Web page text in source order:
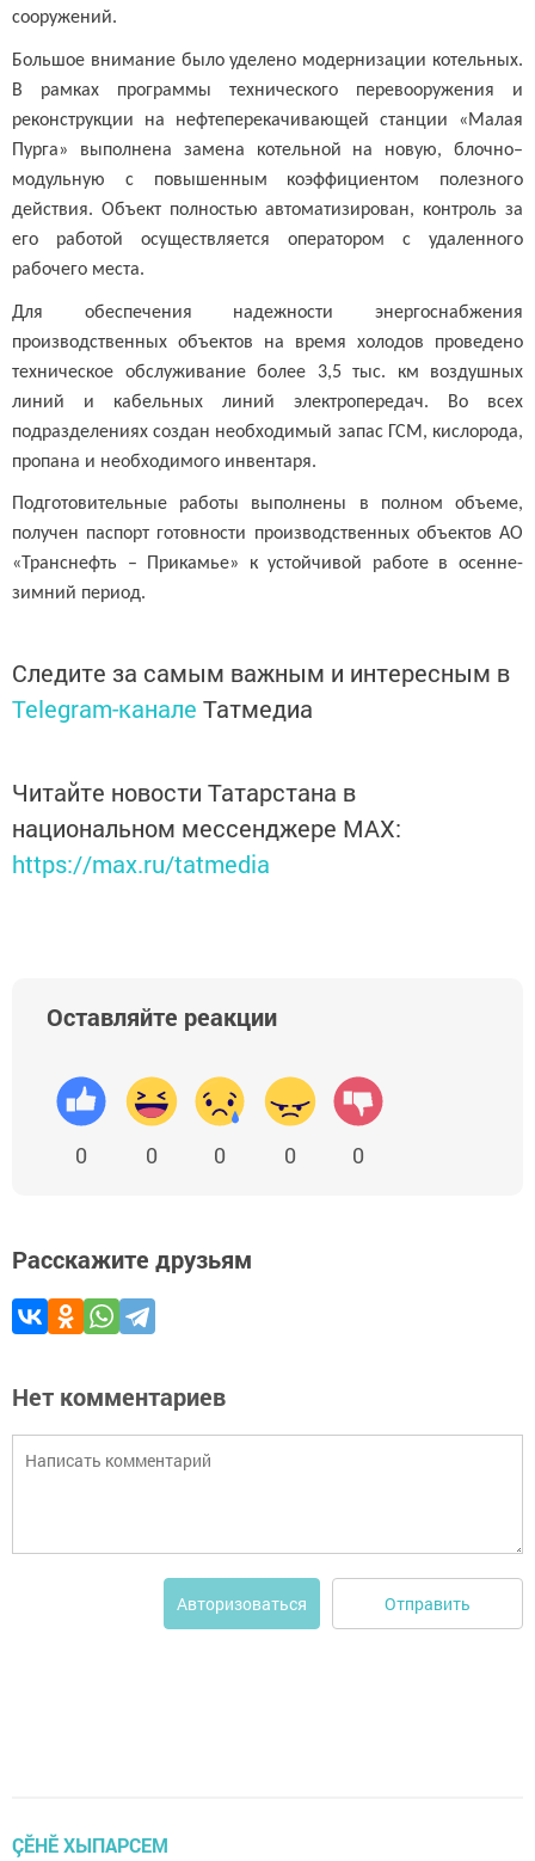
сооружений.
Большое внимание было уделено модернизации котельных.
В рамках программы технического перевооружения и
реконструкции на нефтеперекачивающей станции «Малая
Пурга» выполнена замена котельной на новую, блочно–
модульную с повышенным коэффициентом полезного
действия. Объект полностью автоматизирован, контроль за
его работой осуществляется оператором с удаленного
рабочего места.
Для обеспечения надежности энергоснабжения
производственных объектов на время холодов проведено
техническое обслуживание более 3,5 тыс. км воздушных
линий и кабельных линий электропередач. Во всех
подразделениях создан необходимый запас ГСМ, кислорода,
пропана и необходимого инвентаря.
Подготовительные работы выполнены в полном объеме,
получен паспорт готовности производственных объектов АО
«Транснефть – Прикамье» к устойчивой работе в осенне-
зимний период.
Следите за самым важным и интересным в
Telegram-канале Татмедиа
Читайте новости Татарстана в
национальном мессенджере MАХ:
https://max.ru/tatmedia
Оставляйте реакции
0 0 0 0 0
Расскажите друзьям
Нет комментариев
Авторизоваться Отправить
ÇӖНӖ ХЫПАРСЕМ